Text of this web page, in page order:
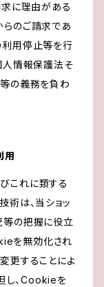
求に理由がある
らのご請求であ
利用停止等を行
人情報保護法そ
の義務を負わ
用
これに類する
術は、当ショッ
等の把握に役立
を無効化され
更することによ
し、Cookieを